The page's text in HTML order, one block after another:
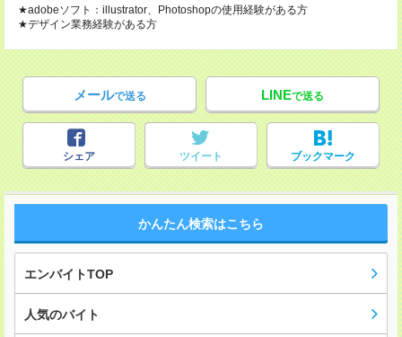
★adobeソフト：illustrator、Photoshopの使用経験がある方
★デザイン業務経験がある方
メールで送る LINEで送る
シェア ツイート ブックマーク
かんたん検索はこちら
エンバイトTOP
人気のバイト